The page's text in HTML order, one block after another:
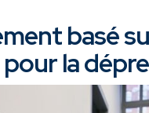
basé
la